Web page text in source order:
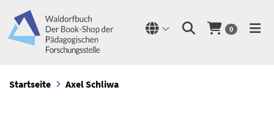
0
Startseite Axel Schliwa